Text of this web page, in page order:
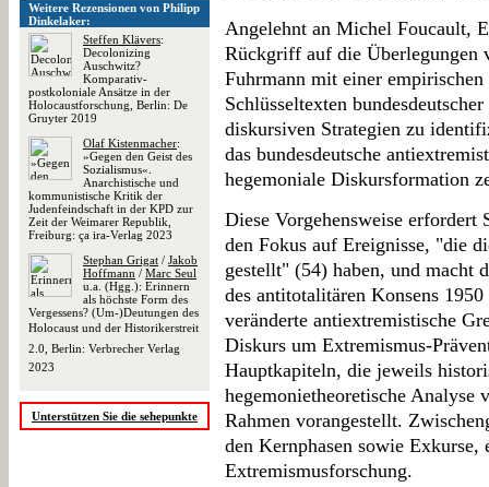
Weitere Rezensionen von Philipp
Dinkelaker:
Steffen Klävers:
Decolonizing
Auschwitz?
Komparativ-
postkoloniale Ansätze in der
Holocaustforschung, Berlin: De
Gruyter 2019
Olaf Kistenmacher:
»Gegen den Geist des
Sozialismus«.
Anarchistische und
kommunistische Kritik der
Judenfeindschaft in der KPD zur
Zeit der Weimarer Republik,
Freiburg: ça ira-Verlag 2023
Stephan Grigat / Jakob
Hoffmann / Marc Seul
u.a. (Hgg.): Erinnern
als höchste Form des
Vergessens? (Um-)Deutungen des
Holocaust und der Historikerstreit
2.0, Berlin: Verbrecher Verlag
2023
Unterstützen Sie die sehepunkte
Angelehnt an Michel Foucault,
Rückgriff auf die Überlegungen
Fuhrmann mit einer
Schlüsseltexten
diskursiven Strategien zu
das bundesdeutsche
hegemoniale Diskursformation
Diese Vorgehensweise erfordert
den Fokus auf Ereignisse, "die
gestellt" (54) haben, und macht
des antitotalitären Konsens
veränderte antiextremistische
Diskurs um Extremismus-
Hauptkapiteln, die jeweils
hegemonietheoretische Analyse
Rahmen vorangestellt.
den Kernphasen sowie Exkurse,
Extremismusforschung.